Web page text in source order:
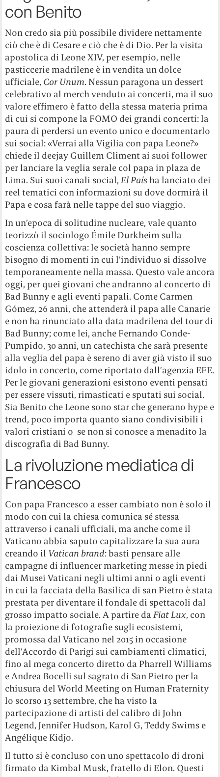
con Benito
Non credo sia più possibile dividere nettamente
ciò che è di Cesare e ciò che è di Dio. Per la visita
apostolica di Leone XIV, per esempio, nelle
pasticcerie madrilene è in vendita un dolce
ufficiale, Cor Unum. Nessun paragona un dessert
celebrativo al merch venduto ai concerti, ma il suo
valore effimero è fatto della stessa materia prima
di cui si compone la FOMO dei grandi concerti: la
paura di perdersi un evento unico e documentarlo
sui social: «Verrai alla Vigilia con papa Leone?»
chiede il deejay Guillem Climent ai suoi follower
per lanciare la veglia serale col papa in plaza de
Lima. Sui suoi canali social,El País ha lanciato dei
reel tematici con informazioni su dove dormirà il
Papa e cosa farà nelle tappe del suo viaggio.
In un’epoca di solitudine nucleare, vale quanto
teorizzò il sociologo Émile Durkheim sulla
coscienza collettiva: le società hanno sempre
bisogno di momenti in cui l’individuo si dissolve
temporaneamente nella massa. Questo vale ancora
oggi, per quei giovani che andranno al concerto di
Bad Bunny e agli eventi papali. Come Carmen
Gómez, 26 anni, che attenderà il papa alle Canarie
e non ha rinunciato alla data madrilena del tour di
Bad Bunny; come lei, anche Fernando Conde-
Pumpido, 30 anni, un catechista che sarà presente
alla veglia del papa è sereno di aver già visto il suo
idolo in concerto, come riportato dall’agenzia EFE.
Per le giovani generazioni esistono eventi pensati
per essere vissuti, rimasticati e sputati sui social.
Sia Benito che Leone sono star che generano hype e
trend, poco importa quanto siano condivisibili i
valori cristiani o se non si conosce a menadito la
discografia di Bad Bunny.
La rivoluzione mediatica di
Francesco
Con papa Francesco a esser cambiato non è solo il
modo con cui la chiesa comunica sé stessa
attraverso i canali ufficiali, ma anche come il
Vaticano abbia saputo capitalizzare la sua aura
creando il Vatican brand: basti pensare alle
campagne di influencer marketing messe in piedi
dai Musei Vaticani negli ultimi anni o agli eventi
in cui la facciata della Basilica di san Pietro è stata
prestata per diventare il fondale di spettacoli dal
grosso impatto sociale. A partire daFiat Lux, con
la proiezione di fotografie sugli ecosistemi,
promossa dal Vaticano nel 2015 in occasione
dell’Accordo di Parigi sui cambiamenti climatici,
fino al mega concerto diretto da Pharrell Williams
e Andrea Bocelli sul sagrato di San Pietro per la
chiusura del World Meeting on Human Fraternity
lo scorso 13 settembre, che ha visto la
partecipazione di artisti del calibro di John
Legend, Jennifer Hudson, Karol G, Teddy Swims e
Angélique Kidjo.
Il tutto si è concluso con uno spettacolo di droni
firmato da Kimbal Musk, fratello di Elon. Questi